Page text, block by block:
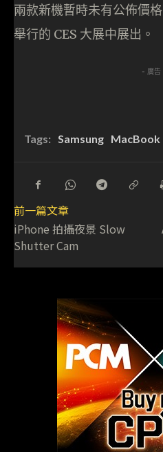
兩款新機暫時未有公佈價
舉行的 CES 大展中展出。
- 廣告
Tags: Samsung MacBook
前一篇文章
iPhone 拍攝夜景 Slow
Shutter Cam